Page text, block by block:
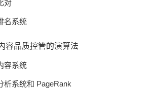
对
名系统
容品质控管的演算法
容系统
析系统和 PageRank